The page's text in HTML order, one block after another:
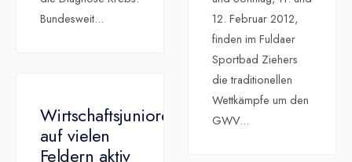
Bundesweit...
12. Februar 2012,
finden im Fuldaer
Sportbad Ziehers
die traditionellen
Wettkämpfe um den
GWV...
Wirtschaftsjunioren
auf vielen
Feldern aktiv